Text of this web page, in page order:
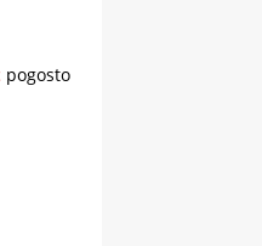
pogosto